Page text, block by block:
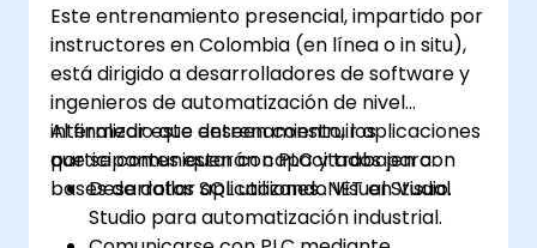
Este entrenamiento presencial, impartido por
instructores en Colombia (en línea o in situ),
está dirigido a desarrolladores de software y
ingenieros de automatización de nivel
intermedio que deseen construir aplicaciones
que se comuniquen con PLC y trabajen con
bases de datos SQL utilizando Visual Studio.
Al finalizar este entrenamiento, los
participantes estarán capacitados para:
Desarrollar aplicaciones .NET en Visual
Studio para automatización industrial.